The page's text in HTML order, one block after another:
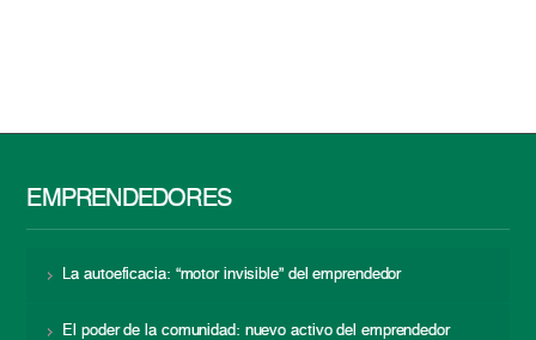
EMPRENDEDORES
La autoeficacia: “motor invisible” del emprendedor
El poder de la comunidad: nuevo activo del emprendedor